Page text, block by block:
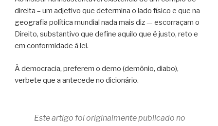
direita – um adjetivo que determina o lado físico e que na
geografia política mundial nada mais diz — escorraçam o
Direito, substantivo que define aquilo que é justo, reto e
em conformidade à lei.
À democracia, preferem o demo (demônio, diabo),
verbete que a antecede no dicionário.
Este artigo foi originalmente publicado no